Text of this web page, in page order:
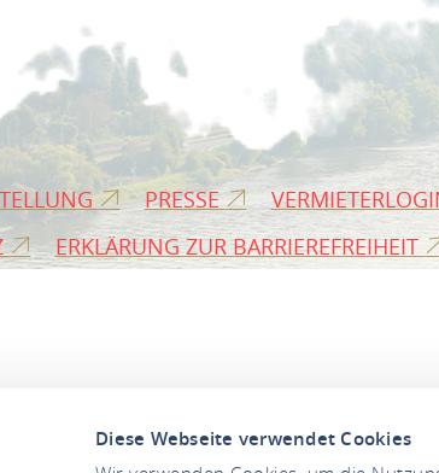
Diese Webseite verwendet Cookies
PRESSE
ERKLÄRUNG ZUR BARRIEREFREIHEIT